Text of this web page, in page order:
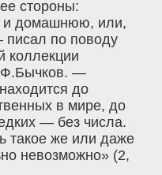
стороны:
и домашнюю, или,
писал по поводу
коллекции
—
до
в мире, до
— без числа.
такое же или даже
невозможно» (2,